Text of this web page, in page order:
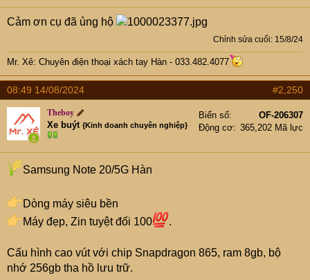
Cảm ơn cụ đã ủng hộ
Chỉnh sửa cuối: 15/8/24
Mr. Xê: Chuyên điện thoại xách tay Hàn - 033.482.4077
08:49 14/08/2024 #2,250
Theboy
Xe buýt {Kinh doanh chuyên nghiệp}
Biển số
OF-206307
Động cơ
365,202 Mã lực
Samsung Note 20/5G Hàn
Dòng máy siêu bền
Máy đẹp, Zin tuyệt đối 100
.
Cấu hình cao vút với chip Snapdragon 865, ram 8gb, bộ
nhớ 256gb tha hồ lưu trữ.